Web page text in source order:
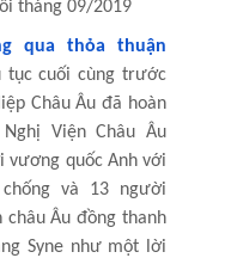
tháng 09/2019
qua thỏa thuận
tục cuối cùng trước
Châu Âu đã hoàn
Viện Châu Âu
vương quốc Anh với
và 13 người
châu Âu đồng thanh
Syne như một lời